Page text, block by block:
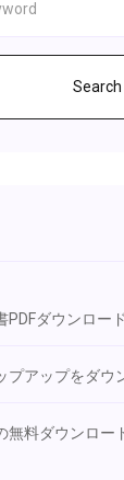
Search
PDFダウンロード
プアップをダウ
無料ダウンロー